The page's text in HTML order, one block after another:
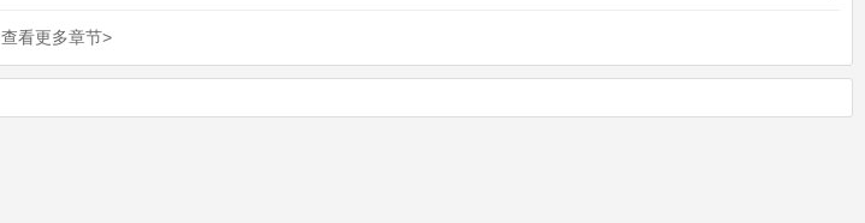
查看更多章节>